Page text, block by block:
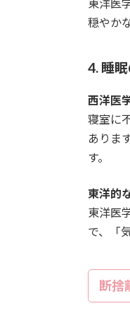
東洋医
穏やか
4. 睡
西洋医
寝室に
ありま
す。
東洋的
東洋医
で、「
断捨